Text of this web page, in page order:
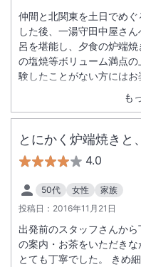
も
仲間と北関東を土日でめ
した後、一湯守田中屋さ
呂を堪能し、夕食の炉端
の塩焼等ボリューム満点
験したことがない方には
形式ですがその場で厚焼
分な位です。非常にコス
洗い場や広さは充分です
の貸出しや予め靴下が用
も仲居さんや従業員の皆
いて、幹事としては非常に
ンバーも今度は家族で特
翌日は、日光の華厳滝を
を見学して東北から圏央道
ました。
とにかく炉端焼きと
4.0
50代 女性
家族
投稿日： 2016年11月21日
出発前のスタッフさんか
の案内・お茶をいただき
とても丁寧でした。 きめ